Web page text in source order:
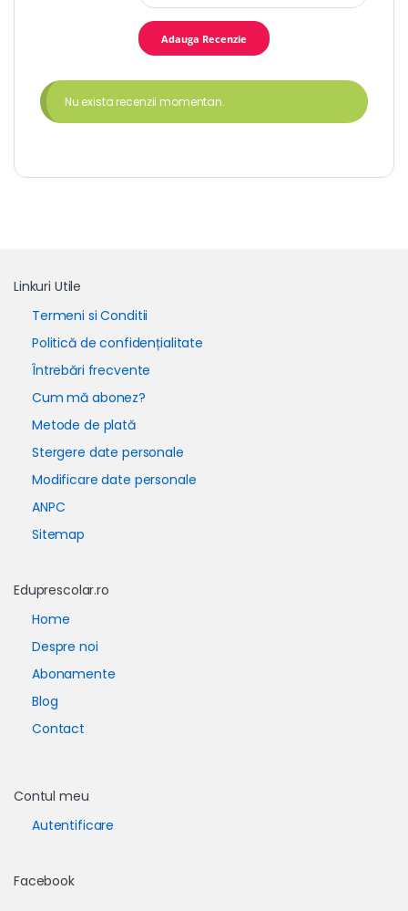
Nu exista recenzii momentan.
Linkuri Utile
Termeni si Conditii
Politică de confidențialitate
Întrebări frecvente
Cum mă abonez?
Metode de plată
Stergere date personale
Modificare date personale
ANPC
Sitemap
Eduprescolar.ro
Home
Despre noi
Abonamente
Blog
Contact
Contul meu
Autentificare
Facebook